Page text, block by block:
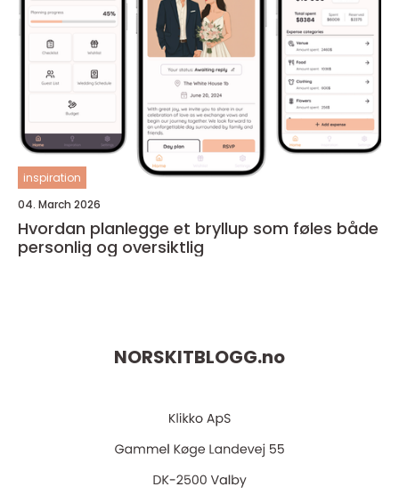
inspiration
04. March 2026
Hvordan planlegge et bryllup som føles både
personlig og oversiktlig
NORSKITBLOGG.no